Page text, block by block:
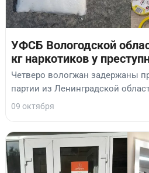
УФСБ Вологодской
кг наркотиков у
Четверо вологжан задержаны
партии из Ленинградской
09 октября